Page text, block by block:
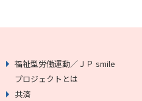
福祉型労働運動／ＪＰ smile
プロジェクトとは
共済